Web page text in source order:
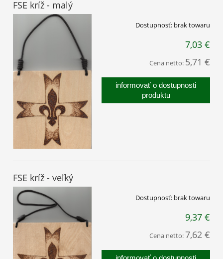
FSE kríž - malý
Dostupnosť: brak towaru
7,03 €
Cena netto: 5,71 €
informovať o dostupnosti
produktu
FSE kríž - veľký
Dostupnosť: brak towaru
9,37 €
Cena netto:7,62 €